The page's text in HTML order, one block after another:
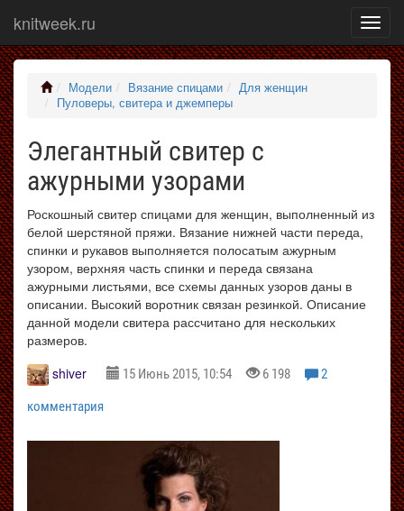
меню
knitweek.ru
Модели Вязание спицами
Для женщин
Пуловеры, свитера и джемперы
Элегантный свитер с
ажурными узорами
Роскошный свитер спицами для женщин, выполненный из
белой шерстяной пряжи. Вязание нижней части переда,
спинки и рукавов выполняется полосатым ажурным
узором, верхняя часть спинки и переда связана
ажурными листьями, все схемы данных узоров даны в
описании. Высокий воротник связан резинкой. Описание
данной модели свитера рассчитано для нескольких
размеров.
shiver
15 Июнь 2015, 10:54 6 198
2
комментария